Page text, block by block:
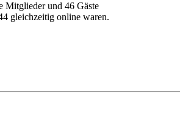
Mitglieder und 46 Gäste
gleichzeitig online waren.